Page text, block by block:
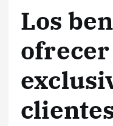
Los
ofrecer